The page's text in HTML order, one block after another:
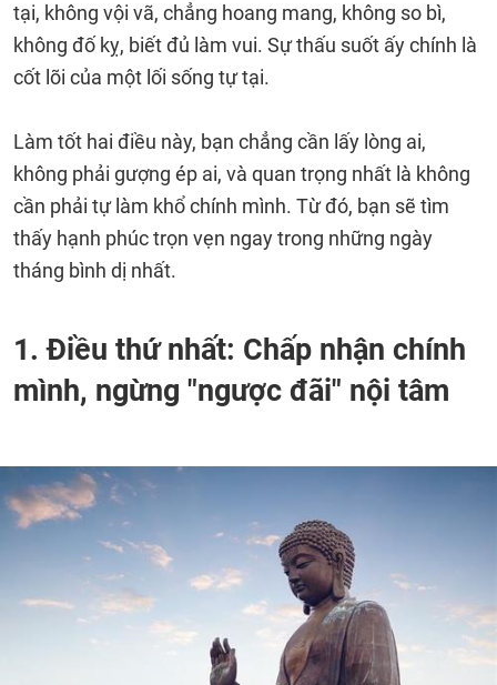
tại, không vội vã, chẳng hoang mang, không so bì,
không đố kỵ, biết đủ làm vui. Sự thấu suốt ấy chính là
cốt lõi của một lối sống tự tại.
Làm tốt hai điều này, bạn chẳng cần lấy lòng ai,
không phải gượng ép ai, và quan trọng nhất là không
cần phải tự làm khổ chính mình. Từ đó, bạn sẽ tìm
thấy hạnh phúc trọn vẹn ngay trong những ngày
tháng bình dị nhất.
1. Điều thứ nhất: Chấp nhận chính
mình, ngừng "ngược đãi" nội tâm